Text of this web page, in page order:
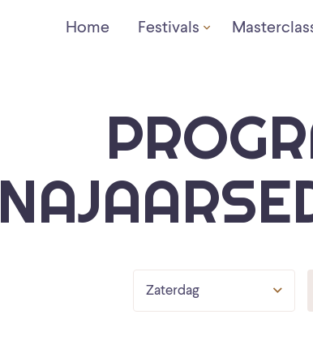
Home Festivals
Zaterdag